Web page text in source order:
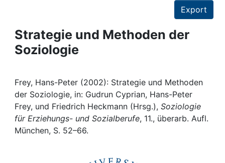
Projects
People
Institutions
Awards
My FIS
Export
Strategie und Methoden der
Soziologie
Frey, Hans-Peter (2002): Strategie und Methoden
der Soziologie, in: Gudrun Cyprian, Hans-Peter
Frey, und Friedrich Heckmann (Hrsg.), Soziologie
für Erziehungs- und Sozialberufe, 11., überarb. Aufl.
München, S. 52–66.